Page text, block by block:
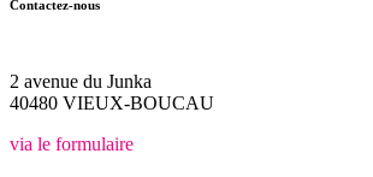
Contactez-nous
2 avenue du Junka
40480 VIEUX-BOUCAU
via le formulaire